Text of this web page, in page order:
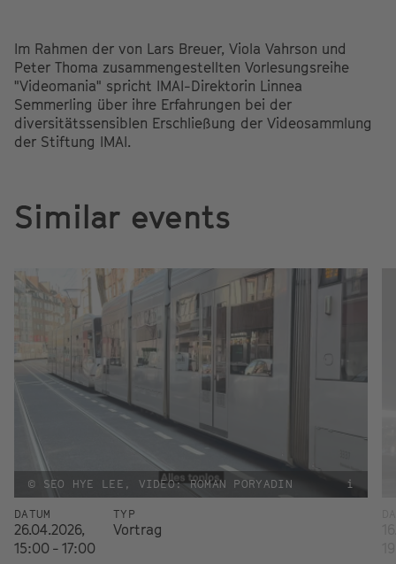
Im Rahmen der von Lars Breuer, Viola Vahrson und
Peter Thoma zusammengestellten Vorlesungsreihe
"Videomania" spricht IMAI-Direktorin Linnea
Semmerling über ihre Erfahrungen bei der
diversitätssensiblen Erschließung der Videosammlung
der Stiftung IMAI.
Similar events
© SEO HYE LEE, VIDEO: ROMAN PORYADIN i
DATUM
26.04.2026,
15:00 - 17:00
TYP
Vortrag